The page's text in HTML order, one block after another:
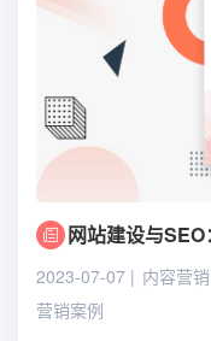
网站建设与
2023-07-07 内容营销
营销案例